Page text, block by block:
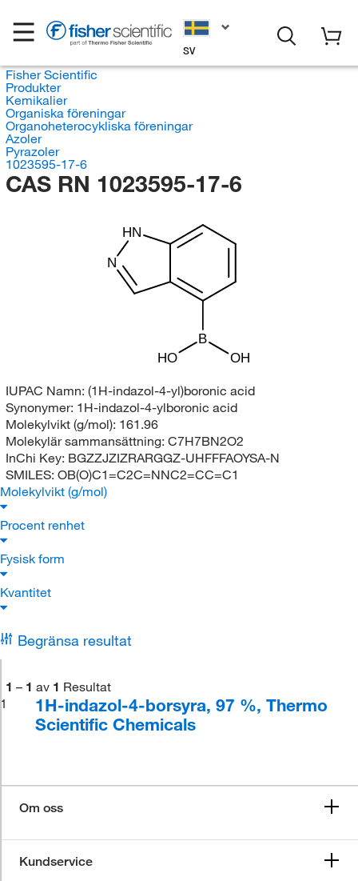
SV
Fisher Scientific
Produkter
Kemikalier
Organiska föreningar
Organoheterocykliska föreningar
Azoler
Pyrazoler
1023595-17-6
CAS RN 1023595-17-6
B
N
HN
OH
HO
IUPAC Namn: (1H-indazol-4-yl)boronic acid
Synonymer: 1H-indazol-4-ylboronic acid
Molekylvikt (g/mol): 161.96
Molekylär sammansättning: C7H7BN2O2
InChi Key: BGZZJZIZRARGGZ-UHFFFAOYSA-N
SMILES: OB(O)C1=C2C=NNC2=CC=C1
Molekylvikt (g/mol)
Procent renhet
Fysisk form
Kvantitet
Begränsa resultat
1 – 1 av 1 Resultat
1
1H-indazol-4-borsyra, 97 %, Thermo
Scientific Chemicals
Om oss
Kundservice